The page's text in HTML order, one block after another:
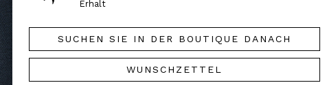
Erhalt
SUCHEN SIE IN DER BOUTIQUE DANACH
WUNSCHZETTEL